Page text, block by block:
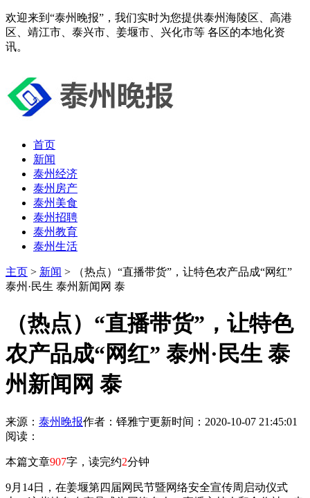
欢迎来到“泰州晚报”，我们实时为您提供泰州海陵区、高港
区、靖江市、泰兴市、姜堰市、兴化市等 各区的本地化资
讯。
首页
新闻
泰州经济
泰州房产
泰州美食
泰州招聘
泰州教育
泰州生活
主页 > 新闻 > （热点）“直播带货”，让特色农产品成“网红”
泰州·民生 泰州新闻网 泰
（热点）“直播带货”，让特色
农产品成“网红” 泰州·民生 泰
州新闻网 泰
来源： 泰州晚报作者：铎雅宁更新时间：2020-10-07 21:45:01
阅读：
本篇文章907字，读完约2分钟
9月14日，在姜堰第四届网民节暨网络安全宣传周启动仪式